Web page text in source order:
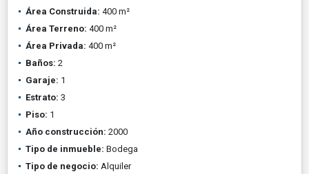
Área Construida: 400 m²
Área Terreno: 400 m²
Área Privada: 400 m²
Baños: 2
Garaje: 1
Estrato: 3
Piso: 1
Año construcción: 2000
Tipo de inmueble: Bodega
Tipo de negocio: Alquiler